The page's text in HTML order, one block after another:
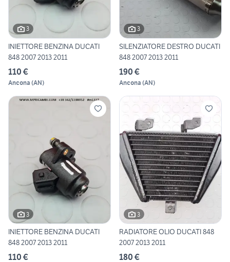
3
INIETTORE BENZINA DUCATI
848 2007 2013 2011
110 €
Ancona (AN)
3
SILENZIATORE DESTRO DUCATI
848 2007 2013 2011
190 €
Ancona (AN)
3
INIETTORE BENZINA DUCATI
848 2007 2013 2011
110 €
3
RADIATORE OLIO DUCATI 848
2007 2013 2011
180 €